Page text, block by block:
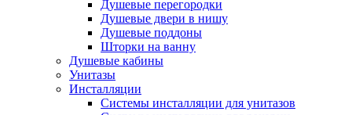
Душевые перегородки
Душевые двери в нишу
Душевые поддоны
Шторки на ванну
Душевые кабины
Унитазы
Инсталляции
Системы инсталляции для унитазов